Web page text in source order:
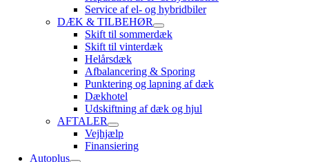
Service af el- og hybridbiler
DÆK & TILBEHØR
Skift til sommerdæk
Skift til vinterdæk
Helårsdæk
Afbalancering & Sporing
Punktering og lapning af dæk
Dækhotel
Udskiftning af dæk og hjul
AFTALER
Vejhjælp
Finansiering
Autoplus